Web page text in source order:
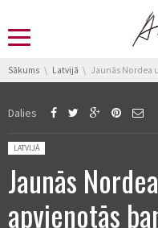
You are here:
Sākums Latvijā Jaunās Nordea un DNB apvienotās bankas nosaukums būs
Dalies
Posted in:
LATVIJĀ
Jaunās
apvienotās